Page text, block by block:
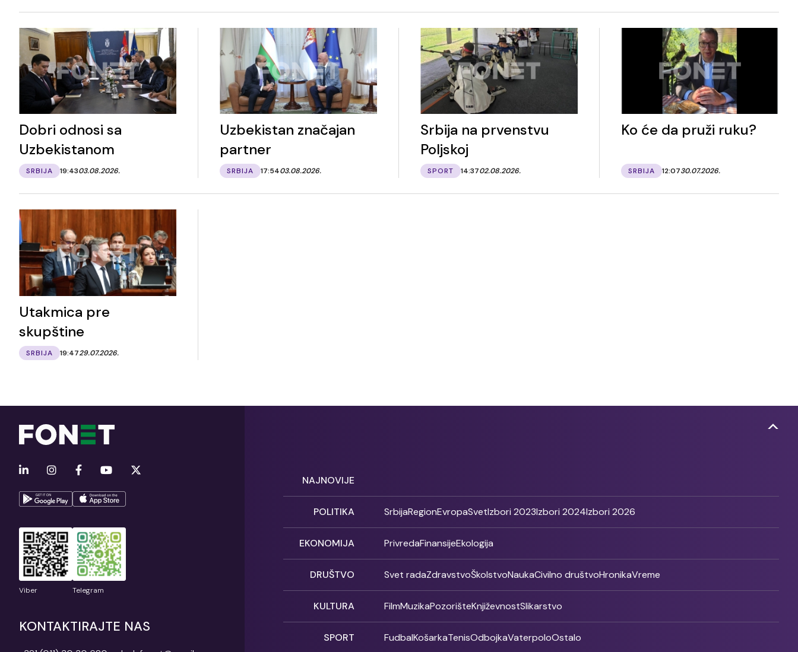
Dobri odnosi sa
Uzbekistanom
SRBIJA 19:4303.08.2026.
Uzbekistan značajan
partner
SRBIJA 17:5403.08.2026.
Srbija na prvenstvu
Poljskoj
SPORT 14:3702.08.2026.
Ko će da pruži ruku?
SRBIJA 12:0730.07.2026.
Utakmica pre
skupštine
SRBIJA 19:4729.07.2026.
Viber Telegram
KONTAKTIRAJTE NAS
NAJNOVIJE
POLITIKA SrbijaRegionEvropaSvetIzbori 2023Izbori 2024Izbori 2026
EKONOMIJA PrivredaFinansijeEkologija
DRUŠTVO Svet radaZdravstvoŠkolstvoNaukaCivilno društvoHronikaVreme
KULTURA FilmMuzikaPozorišteKnjiževnostSlikarstvo
SPORT FudbalKošarkaTenisOdbojkaVaterpoloOstalo